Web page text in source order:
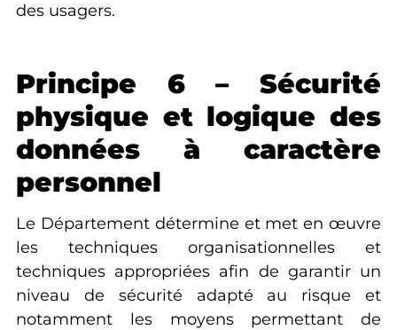
des usagers.
Principe 6 – Sécurité
physique et logique des
données à caractère
personnel
Le Département détermine et met en œuvre
les techniques organisationnelles et
techniques appropriées afin de garantir un
niveau de sécurité adapté au risque et
notamment les moyens permettant de